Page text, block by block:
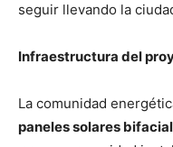
seguir llevando la
Infraestructura del
La comunidad
paneles solares